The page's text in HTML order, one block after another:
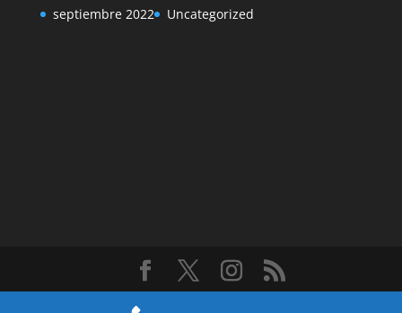
septiembre 2022 Uncategorized